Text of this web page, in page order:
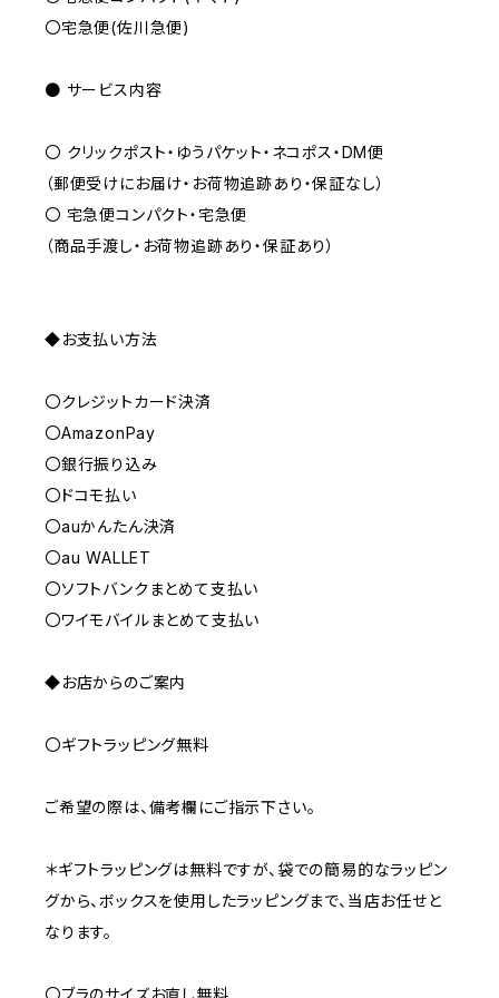
〇宅急便(佐川急便)
● サービス内容
〇 クリックポスト・ゆうパケット・ネコポス・DM便
（郵便受けにお届け・お荷物追跡あり・保証なし）
〇 宅急便コンパクト・宅急便
（商品手渡し・お荷物追跡あり・保証あり）
◆お支払い方法
〇クレジットカード決済
〇AmazonPay
〇銀行振り込み
〇ドコモ払い
〇auかんたん決済
〇au WALLET
〇ソフトバンクまとめて支払い
〇ワイモバイルまとめて支払い
◆お店からのご案内
〇ギフトラッピング無料
ご希望の際は、備考欄にご指示下さい。
＊ギフトラッピングは無料ですが、袋での簡易的なラッピン
グから、ボックスを使用したラッピングまで、当店お任せと
なります。
〇ブラのサイズお直し無料